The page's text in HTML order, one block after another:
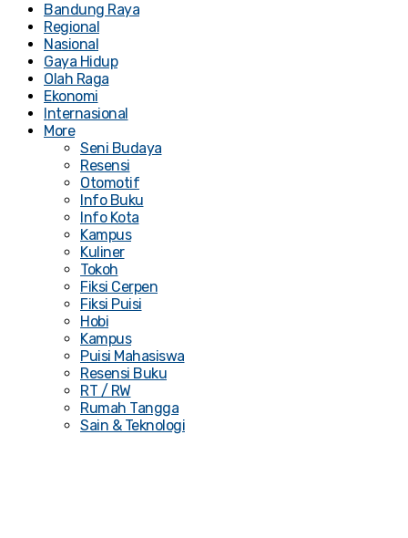
Bandung Raya
Regional
Nasional
Gaya Hidup
Olah Raga
Ekonomi
Internasional
More
Seni Budaya
Resensi
Otomotif
Info Buku
Info Kota
Kampus
Kuliner
Tokoh
Fiksi Cerpen
Fiksi Puisi
Hobi
Kampus
Puisi Mahasiswa
Resensi Buku
RT / RW
Rumah Tangga
Sain & Teknologi